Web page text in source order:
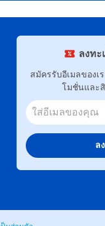
ลงทะ
สมัครรับอีเมลของเ
โมชั่นและ
ล